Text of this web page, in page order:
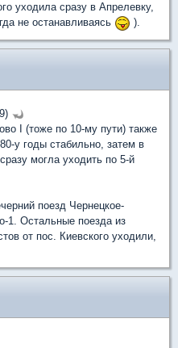
уходила сразу в Апрелевку,
не останавливаясь
).
I (тоже по 10-му пути) также
у годы стабильно, затем в
могла уходить по 5-й
поезд Чернецкое-
1. Остальные поезда из
от пос. Киевского уходили,